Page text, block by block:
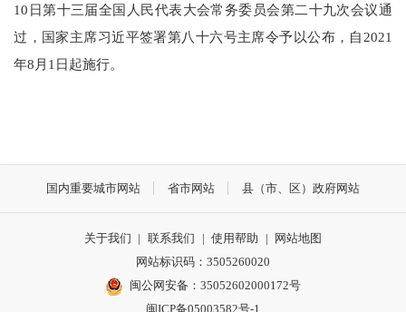
10日第十三届全国人民代表大会常务委员会第二十九次会议通
过，国家主席习近平签署第八十六号主席令予以公布，自2021
年8月1日起施行。
国内重要城市网站 省市网站 县（市、区）政府网站
关于我们 | 联系我们 | 使用帮助 |
网站地图
网站标识码：3505260020
闽公网安备：35052602000172号
闽ICP备05003582号-1